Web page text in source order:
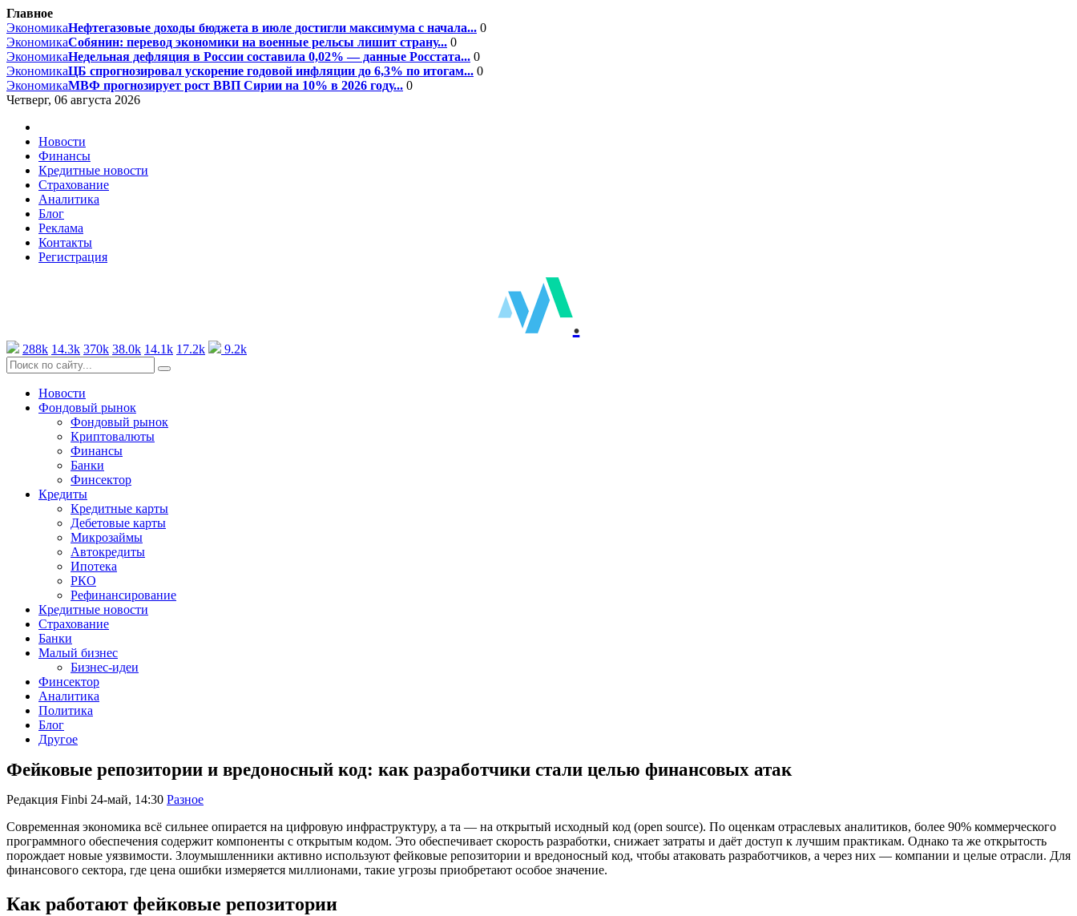
Главное
ЭкономикаНефтегазовые доходы бюджета в июле достигли максимума с начала... 0
ЭкономикаСобянин: перевод экономики на военные рельсы лишит страну... 0
ЭкономикаНедельная дефляция в России составила 0,02% — данные Росстата... 0
ЭкономикаЦБ спрогнозировал ускорение годовой инфляции до 6,3% по итогам... 0
ЭкономикаМВФ прогнозирует рост ВВП Сирии на 10% в 2026 году... 0
Четверг, 06 августа 2026
Новости
Финансы
Кредитные новости
Страхование
Аналитика
Блог
Реклама
Контакты
Регистрация
.
288k 14.3k 370k 38.0k 14.1k 17.2k 9.2k
Новости
Фондовый рынок
Фондовый рынок
Криптовалюты
Финансы
Банки
Финсектор
Кредиты
Кредитные карты
Дебетовые карты
Микрозаймы
Автокредиты
Ипотека
РКО
Рефинансирование
Кредитные новости
Страхование
Банки
Малый бизнес
Бизнес-идеи
Финсектор
Аналитика
Политика
Блог
Другое
Фейковые репозитории и вредоносный код: как разработчики стали целью финансовых атак
Редакция Finbi 24-май, 14:30 Разное
Современная экономика всё сильнее опирается на цифровую инфраструктуру, а та — на открытый исходный код (open source). По оценкам отраслевых аналитиков, более 90% коммерческого
программного обеспечения содержит компоненты с открытым кодом. Это обеспечивает скорость разработки, снижает затраты и даёт доступ к лучшим практикам. Однако та же открытость
порождает новые уязвимости. Злоумышленники активно используют фейковые репозитории и вредоносный код, чтобы атаковать разработчиков, а через них — компании и целые отрасли. Для
финансового сектора, где цена ошибки измеряется миллионами, такие угрозы приобретают особое значение.
Как работают фейковые репозитории